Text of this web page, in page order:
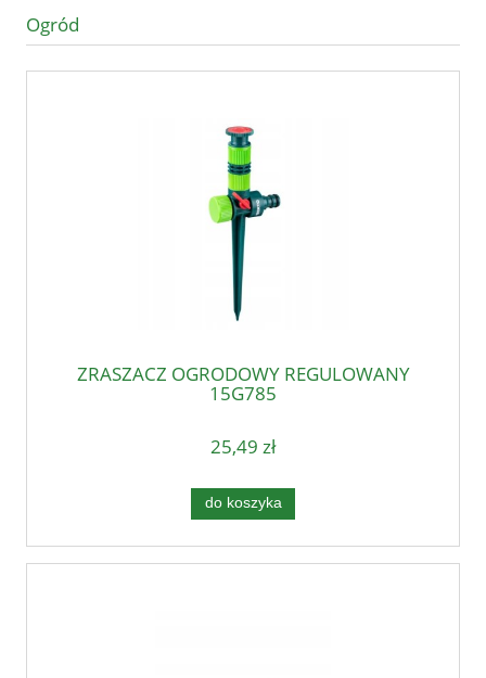
Ogród
ZRASZACZ OGRODOWY REGULOWANY
15G785
25,49 zł
do koszyka